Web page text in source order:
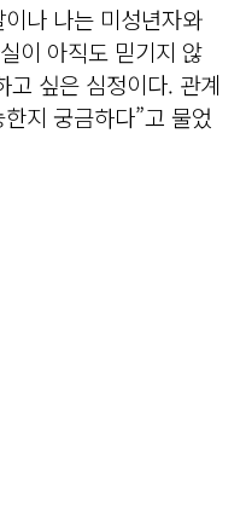
나 나는 미성년자와
이 아직도 믿기지 않
고 싶은 심정이다. 관계
지 궁금하다”고 물었